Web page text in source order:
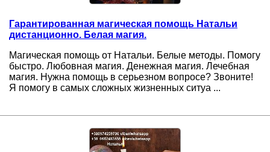
Гарантированная магическая помощь Натальи
дистанционно. Белая магия.
Магическая помощь от Натальи. Белые методы. Помогу
быстро. Любовная магия. Денежная магия. Лечебная
магия. Нужна помощь в серьезном вопросе? Звоните!
Я помогу в самых сложных жизненных ситуа ...